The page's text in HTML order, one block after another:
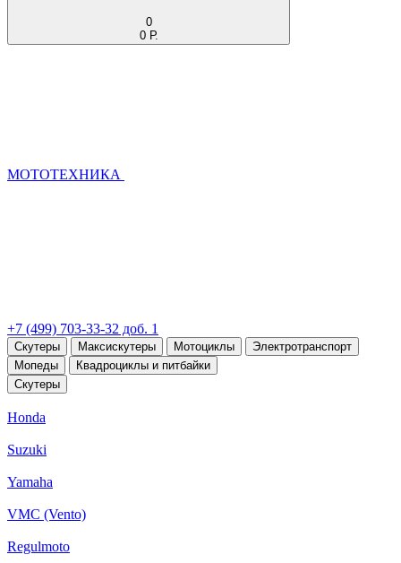
0
0 Р.
МОТОТЕХНИКА
+7 (499) 703-33-32 доб. 1
Скутеры Максискутеры Мотоциклы
Электротранспорт
Мопеды
Квадроциклы и питбайки
Скутеры
Honda
Suzuki
Yamaha
VMC (Vento)
Regulmoto